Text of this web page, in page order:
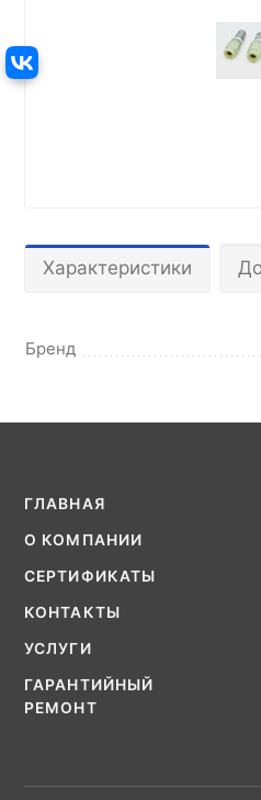
Характеристики
Бренд
ГЛАВНАЯ
О КОМПАНИИ
СЕРТИФИКАТЫ
КОНТАКТЫ
УСЛУГИ
ГАРАНТИЙНЫЙ
РЕМОНТ